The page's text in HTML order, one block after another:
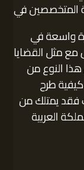
المتخصصين في
واسعة في
مع مثل القضايا
هذا النوع من
طرح
فقد يمتلك من
العربية